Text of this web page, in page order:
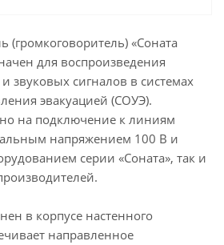
(громкоговоритель) «Соната
для воспроизведения
звуковых сигналов в системах
эвакуацией (СОУЭ).
на подключение к линиям
напряжением 100 В и
серии «Соната», так и
в корпусе настенного
направленное